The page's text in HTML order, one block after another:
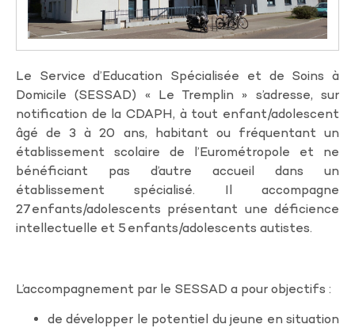
Le Service d’Education Spécialisée et de Soins à
Domicile (SESSAD) « Le Tremplin » s’adresse, sur
notification de la CDAPH, à tout enfant/adolescent
âgé de 3 à 20 ans, habitant ou fréquentant un
établissement scolaire de l’Eurométropole et ne
bénéficiant pas d’autre accueil dans un
établissement spécialisé. Il accompagne
27 enfants/adolescents présentant une déficience
intellectuelle et 5 enfants/adolescents autistes.
L’accompagnement par le SESSAD a pour objectifs :
de développer le potentiel du jeune en situation